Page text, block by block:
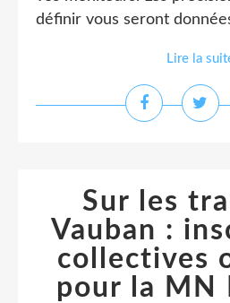
définir vous seront
Lire la
Sur les
Vauban :
collectives
pour la MN